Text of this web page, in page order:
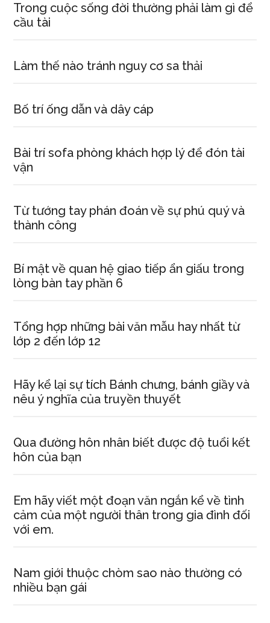
Trong cuộc sống đời thường phải làm gì để
cầu tài
Làm thế nào tránh nguy cơ sa thải
Bố trí ống dẫn và dây cáp
Bài trí sofa phòng khách hợp lý để đón tài
vận
Từ tướng tay phán đoán về sự phú quý và
thành công
Bí mật về quan hệ giao tiếp ẩn giấu trong
lòng bàn tay phần 6
Tổng hợp những bài văn mẫu hay nhất từ
lớp 2 đến lớp 12
Hãy kể lại sự tích Bánh chưng, bánh giầy và
nêu ý nghĩa của truyền thuyết
Qua đường hôn nhân biết được độ tuổi kết
hôn của bạn
Em hãy viết một đoạn văn ngắn kể về tình
cảm của một người thân trong gia đình đối
với em.
Nam giới thuộc chòm sao nào thường có
nhiều bạn gái